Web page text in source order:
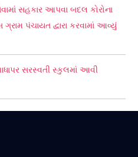
સહકાર આપવા બદલ કોરોના
ગ્રામ પંચાયત દ્વારા કરવામાં આવ્યું
સરસ્વતી સ્કુલમાં આવી